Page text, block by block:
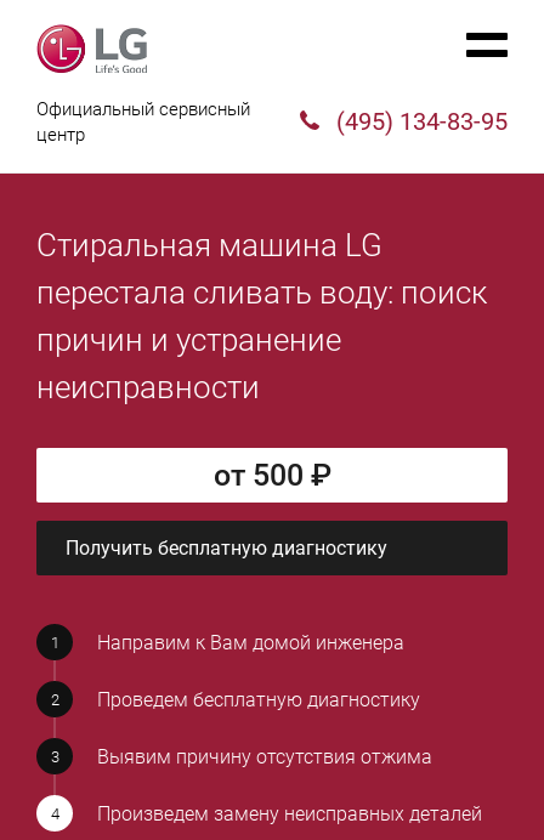
Официальный сервисный
центр
(495) 134-83-95
Стиральная машина LG
перестала сливать воду: поиск
причин и устранение
неисправности
от 500 ₽
Получить бесплатную диагностику
Направим к Вам домой инженера
Проведем бесплатную диагностику
Выявим причину отсутствия отжима
Произведем замену неисправных деталей